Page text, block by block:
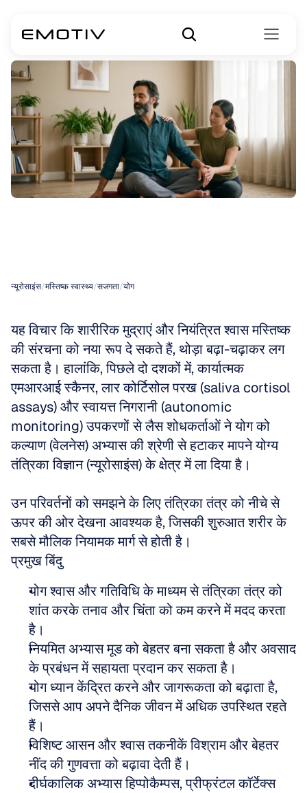
न्यूरोसाइंस/मस्तिष्क स्वास्थ्य/सजगता/योग
यह विचार कि शारीरिक मुद्राएं और नियंत्रित श्वास मस्तिष्क
की संरचना को नया रूप दे सकते हैं, थोड़ा बढ़ा-चढ़ाकर लग
सकता है। हालांकि, पिछले दो दशकों में, कार्यात्मक
एमआरआई स्कैनर, लार कोर्टिसोल परख (saliva cortisol
assays) और स्वायत्त निगरानी (autonomic
monitoring) उपकरणों से लैस शोधकर्ताओं ने योग को
कल्याण (वेलनेस) अभ्यास की श्रेणी से हटाकर मापने योग्य
तंत्रिका विज्ञान (न्यूरोसाइंस) के क्षेत्र में ला दिया है।
उन परिवर्तनों को समझने के लिए तंत्रिका तंत्र को नीचे से
ऊपर की ओर देखना आवश्यक है, जिसकी शुरुआत शरीर के
सबसे मौलिक नियामक मार्ग से होती है।
प्रमुख बिंदु
योग श्वास और गतिविधि के माध्यम से तंत्रिका तंत्र को
शांत करके तनाव और चिंता को कम करने में मदद करता
है।
नियमित अभ्यास मूड को बेहतर बना सकता है और अवसाद
के प्रबंधन में सहायता प्रदान कर सकता है।
योग ध्यान केंद्रित करने और जागरूकता को बढ़ाता है,
जिससे आप अपने दैनिक जीवन में अधिक उपस्थित रहते
हैं।
विशिष्ट आसन और श्वास तकनीकें विश्राम और बेहतर
नींद की गुणवत्ता को बढ़ावा देती हैं।
दीर्घकालिक अभ्यास हिप्पोकैम्पस, प्रीफ्रंटल कॉर्टेक्स